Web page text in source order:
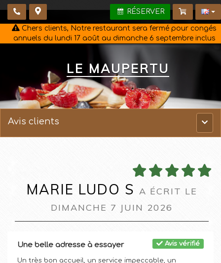
RÉSERVER
Chers clients, Notre restaurant sera fermé pour congés
annuels du lundi 17 août au dimanche 6 septembre inclus
LE MAUPERTU
Menu
Avis clients
MARIE LUDO S A ÉCRIT LE
DIMANCHE 7 JUIN 2026
Avis vérifié
Une belle adresse à essayer
Un très bon accueil, un service impeccable, un